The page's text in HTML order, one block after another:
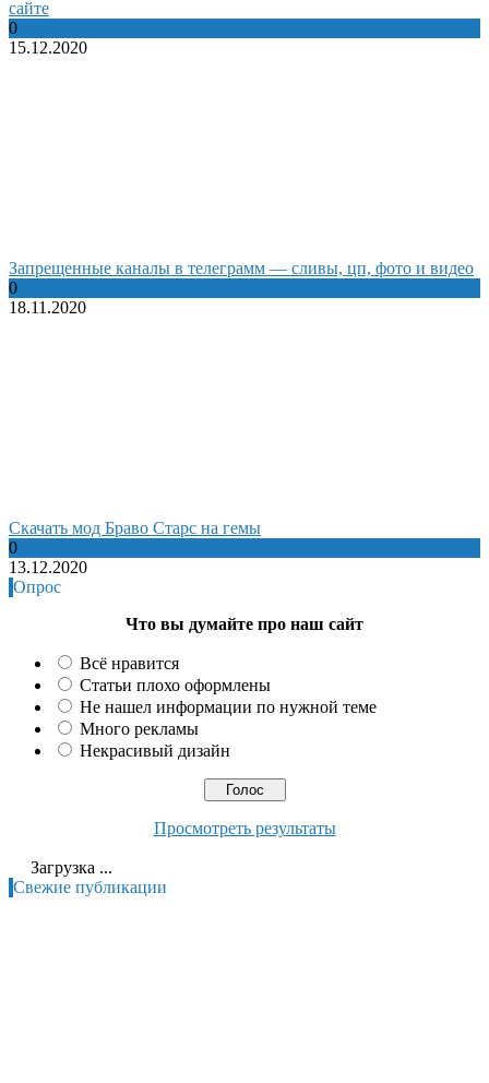
сайте
0
15.12.2020
Запрещенные каналы в телеграмм — сливы, цп, фото и видео
0
18.11.2020
Cкачать мод Браво Старс на гемы
0
13.12.2020
Опрос
Что вы думайте про наш сайт
Всё нравится
Статьи плохо оформлены
Не нашел информации по нужной теме
Много рекламы
Некрасивый дизайн
Просмотреть результаты
Загрузка ...
Свежие публикации